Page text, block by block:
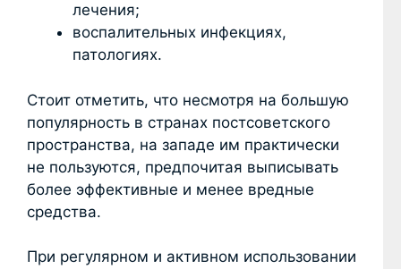
лечения;
воспалительных инфекциях,
патологиях.
Стоит отметить, что несмотря на большую
популярность в странах постсоветского
пространства, на западе им практически
не пользуются, предпочитая выписывать
более эффективные и менее вредные
средства.
При регулярном и активном использовании